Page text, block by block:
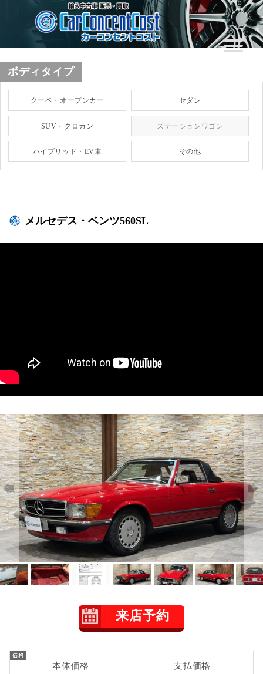
ボディタイプ
クーペ・オープンカー セダン
SUV・クロカン ステーションワゴン
ハイブリッド・EV車 その他
メルセデス・ベンツ560SL
来店予約
本体価格 支払価格